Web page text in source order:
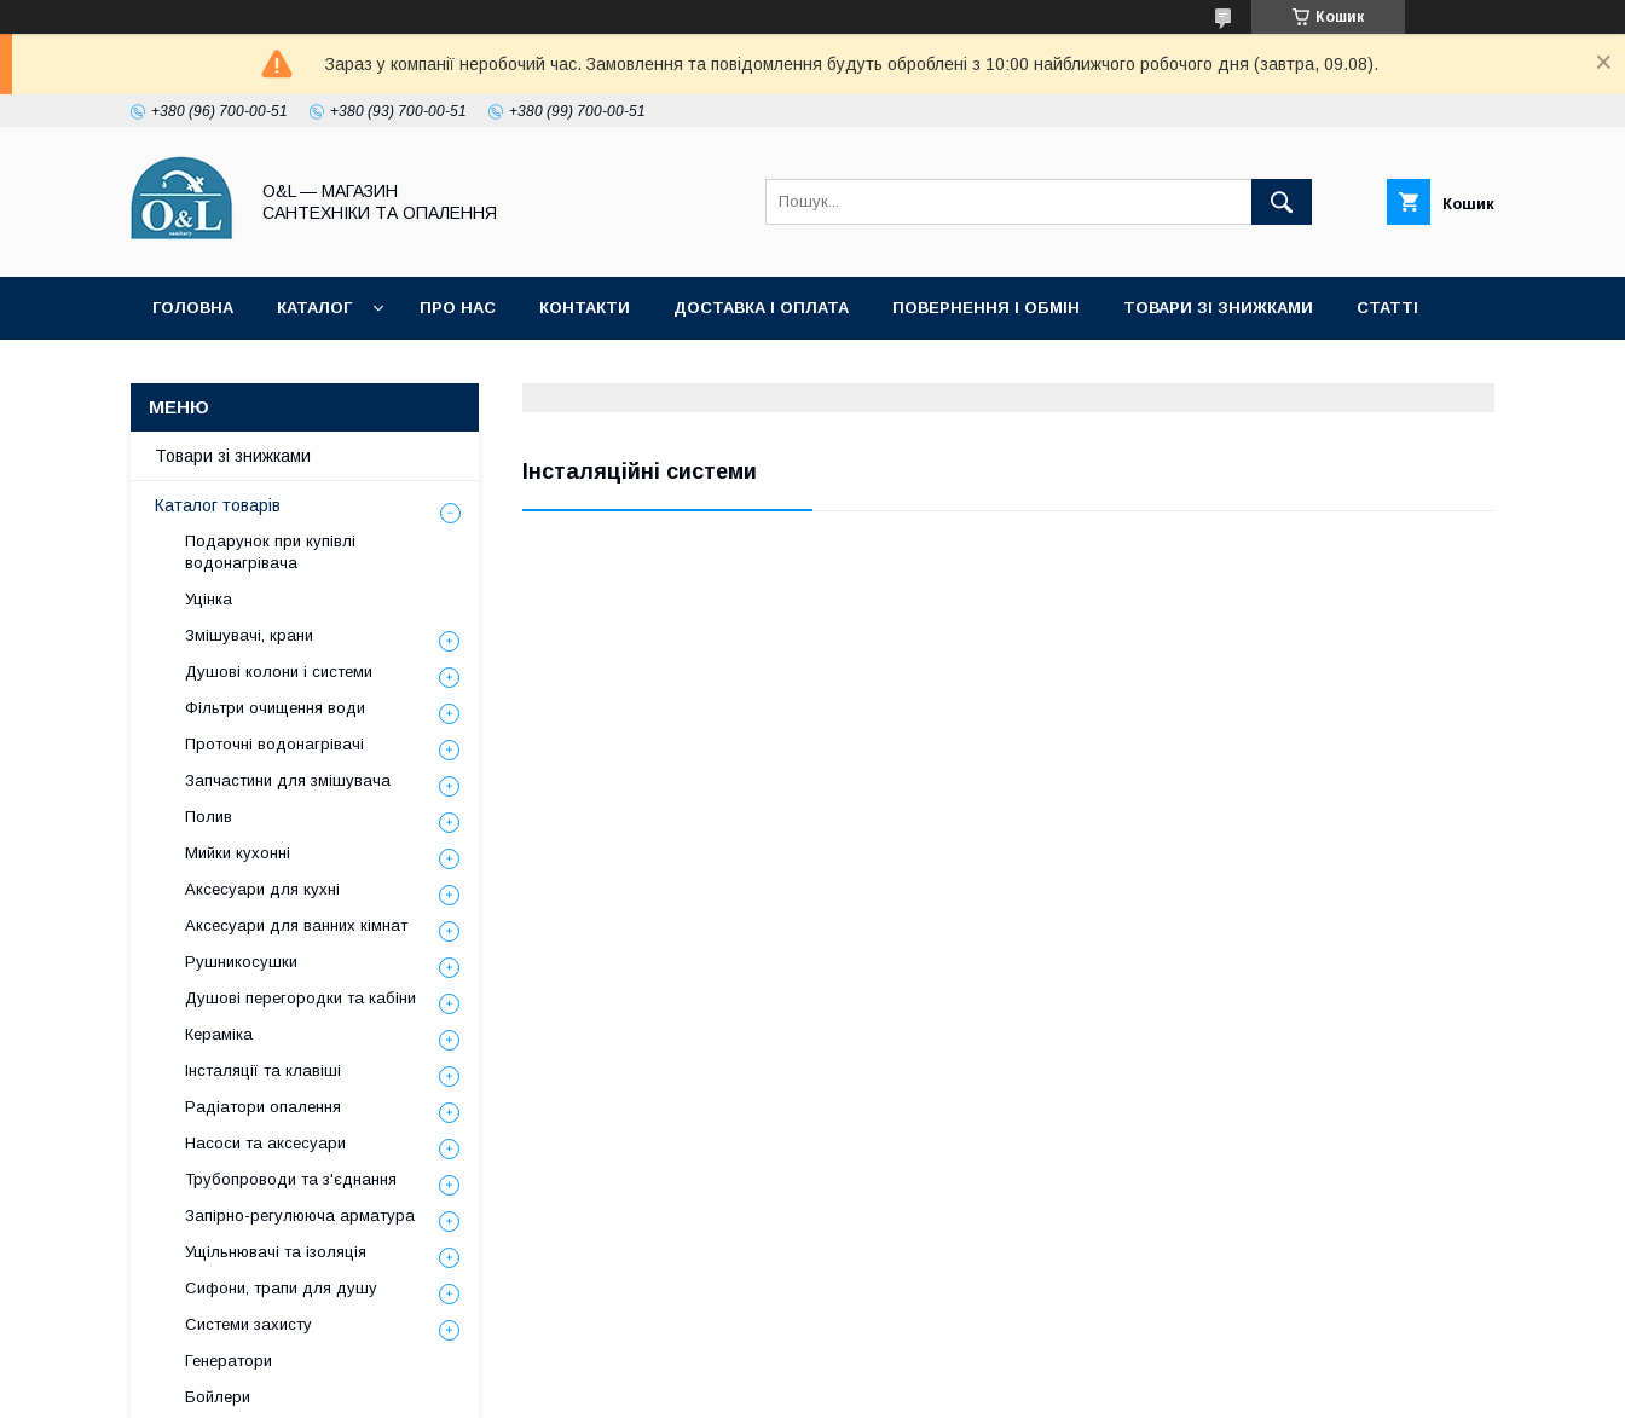
Кошик
Зараз у компанії неробочий час. Замовлення та повідомлення будуть оброблені з 10:00 найближчого робочого дня (завтра, 09.08).
+380 (96) 700-00-51 +380 (93) 700-00-51 +380 (99) 700-00-51
O&L — МАГАЗИН
САНТЕХНІКИ ТА ОПАЛЕННЯ
Кошик
ГОЛОВНА КАТАЛОГ ПРО НАС КОНТАКТИ ДОСТАВКА І ОПЛАТА ПОВЕРНЕННЯ І ОБМІН ТОВАРИ ЗІ ЗНИЖКАМИ СТАТТІ
Інсталяційні системи
Товари зі знижками
Каталог товарів
Подарунок при купівлі
водонагрівача
Уцінка
Змішувачі, крани
Душові колони і системи
Фільтри очищення води
Проточні водонагрівачі
Запчастини для змішувача
Полив
Мийки кухонні
Аксесуари для кухні
Аксесуари для ванних кімнат
Рушникосушки
Душові перегородки та кабіни
Кераміка
Інсталяції та клавіші
Радіатори опалення
Насоси та аксесуари
Трубопроводи та з'єднання
Запірно-регулююча арматура
Ущільнювачі та ізоляція
Сифони, трапи для душу
Системи захисту
Генератори
Бойлери